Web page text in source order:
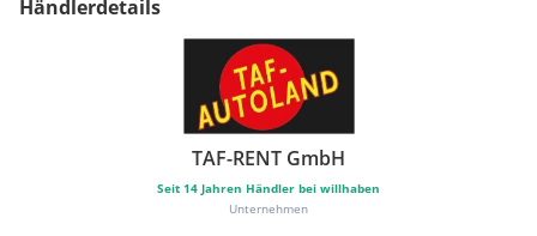
Händlerdetails
TAF-RENT GmbH
Seit 14 Jahren Händler bei willhaben
Unternehmen